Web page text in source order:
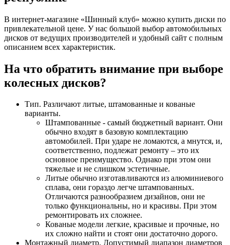
В интернет-магазине «Шинный клуб» можно купить диски по
привлекательной цене. У нас большой выбор автомобильных
дисков от ведущих производителей и удобный сайт с полным
описанием всех характеристик.
На что обратить внимание при выборе
колесных дисков?
Тип. Различают литые, штамованные и кованые
варианты.
Штампованные - самый бюджетный вариант. Они
обычно входят в базовую комплектацию
автомобилей. При ударе не ломаются, а мнутся, и,
соответственно, подлежат ремонту – это их
основное преимущество. Однако при этом они
тяжелые и не слишком эстетичные.
Литые обычно изготавливаются из алюминиевого
сплава, они гораздо легче штампованных.
Отличаются разнообразием дизайнов, они не
только функциональны, но и красивы. При этом
ремонтировать их сложнее.
Кованые модели легкие, красивые и прочные, но
их сложно найти и стоят они достаточно дорого.
Монтажный диаметр. Допустимый диапазон диаметров